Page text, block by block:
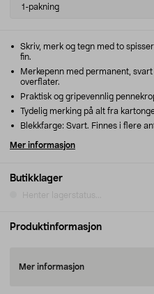
variant
1-pakning
Butikklager
Henter lagerstatus...
Skriv, merk og tegn med to
fin.
Merkepenn med permanent,
overflater.
Praktisk og gripevennlig
Tydelig merking på alt fra
Blekkfarge: Svart. Finnes i flere
Mer informasjon
Produktinformasjon
Mer informasjon